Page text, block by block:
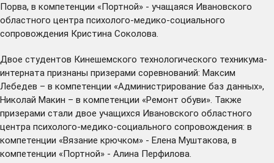
Порва, в компетенции «Портной» - учащаяся Ивановского
областного центра психолого-медико-социального
сопровождения Кристина Соколова.
Двое студентов Кинешемского технологического техникума-
интерната признаны призерами соревнований: Максим
Лебедев – в компетенции «Администрирование баз данных»,
Николай Макин – в компетенции «Ремонт обуви». Также
призерами стали двое учащихся Ивановского областного
центра психолого-медико-социального сопровождения: в
компетенции «Вязание крючком» - Елена Муштакова, в
компетенции «Портной» - Алина Перфилова.